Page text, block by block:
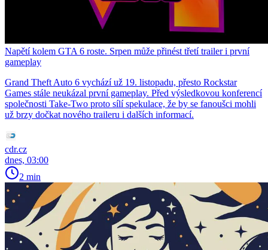
Napětí kolem GTA 6 roste. Srpen může přinést třetí trailer i první
gameplay
Grand Theft Auto 6 vychází už 19. listopadu, přesto Rockstar
Games stále neukázal první gameplay. Před výsledkovou konferencí
společnosti Take-Two proto sílí spekulace, že by se fanoušci mohli
už brzy dočkat nového traileru i dalších informací.
cdr.cz
dnes, 03:00
2 min